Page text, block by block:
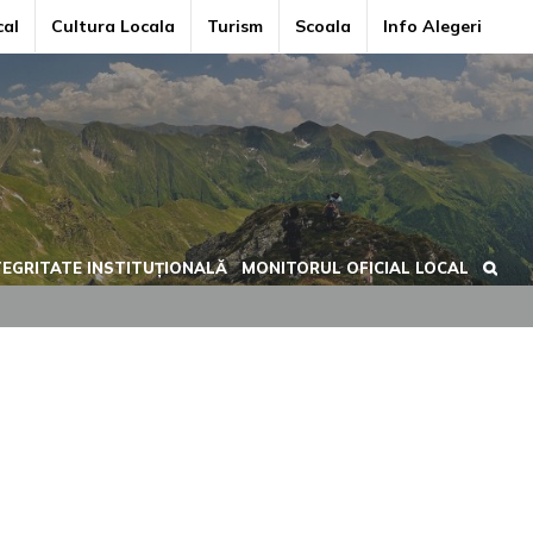
Cultura Locala Turism Scoala Info Alegeri
INSTITUȚIONALĂ MONITORUL OFICIAL LOCAL